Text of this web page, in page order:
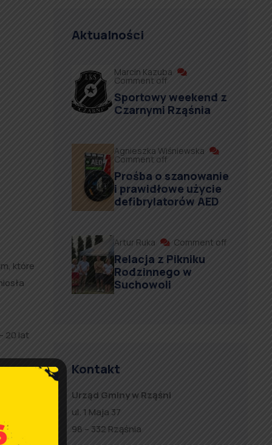
które
20 lat
Aktualności
Marcin Kazuba
Comment off
Sportowy weekend z
Czarnymi Rząśnia
Agnieszka Wiśniewska
Comment off
Prośba o szanowanie
i prawidłowe użycie
defibrylatorów AED
Artur Ruka Comment off
Relacja z Pikniku
Rodzinnego w
Suchowoli
Kontakt
Urząd Gminy w Rząśni
ul. 1 Maja 37
98 – 332 Rząśnia